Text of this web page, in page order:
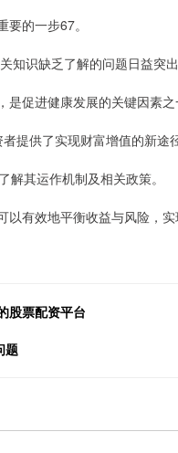
的一步67。
知识缺乏了解的问题日益突出
促进健康发展的关键因素之
供了实现财富增值的新途径
其运作机制及相关政策。
有效地平衡收益与风险，实
股票配资平台
题